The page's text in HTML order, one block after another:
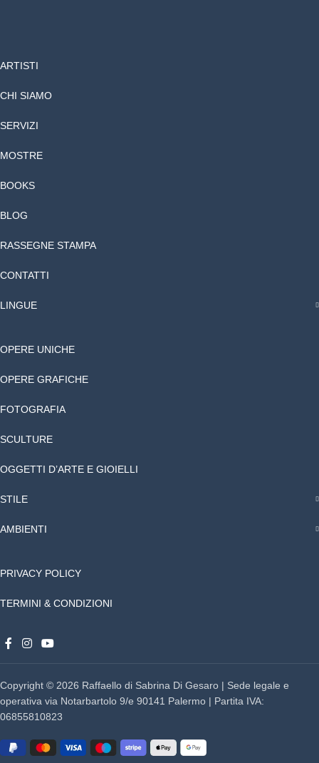
ARTISTI
CHI SIAMO
SERVIZI
MOSTRE
BOOKS
BLOG
RASSEGNE STAMPA
CONTATTI
LINGUE
OPERE UNICHE
OPERE GRAFICHE
FOTOGRAFIA
SCULTURE
OGGETTI D’ARTE E GIOIELLI
STILE
AMBIENTI
PRIVACY POLICY
TERMINI & CONDIZIONI
Copyright © 2026 Raffaello di Sabrina Di Gesaro | Sede legale e
operativa via Notarbartolo 9/e 90141 Palermo | Partita IVA:
06855810823